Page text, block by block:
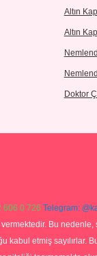
Altın
Altın
Doktor
606 0 726 Telegram:
Bu
kabul etmiş sayılırlar.